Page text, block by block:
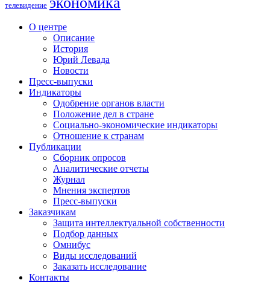
телевидение
О центре
Описание
История
Юрий Левада
Новости
Пресс-выпуски
Индикаторы
Одобрение органов власти
Положение дел в стране
Социально-экономические индикаторы
Отношение к странам
Публикации
Сборник опросов
Аналитические отчеты
Журнал
Мнения экспертов
Пресс-выпуски
Заказчикам
Защита интеллектуальной собственности
Подбор данных
Омнибус
Виды исследований
Заказать исследование
Контакты